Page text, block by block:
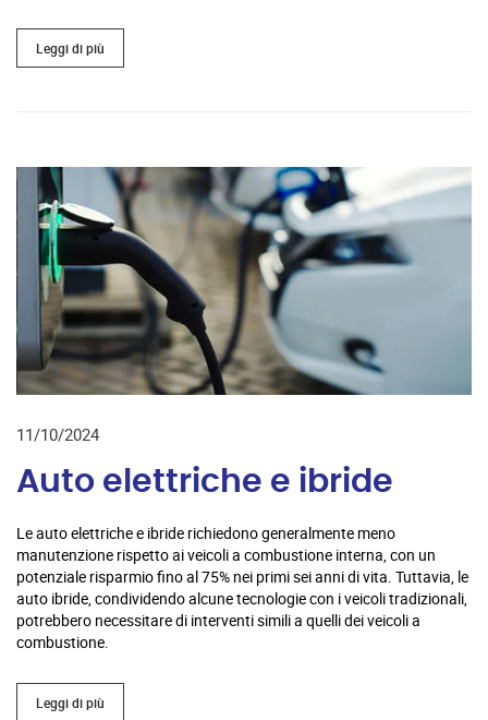
Leggi di più
11/10/2024
Auto elettriche e ibride
Le auto elettriche e ibride richiedono generalmente meno
manutenzione rispetto ai veicoli a combustione interna, con un
potenziale risparmio fino al 75% nei primi sei anni di vita. Tuttavia, le
auto ibride, condividendo alcune tecnologie con i veicoli tradizionali,
potrebbero necessitare di interventi simili a quelli dei veicoli a
combustione.
Leggi di più